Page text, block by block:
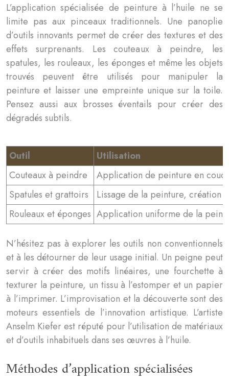
L’application spécialisée de peinture à l’huile ne se
limite pas aux pinceaux traditionnels. Une panoplie
d’outils innovants permet de créer des textures et des
effets surprenants. Les couteaux à peindre, les
spatules, les rouleaux, les éponges et même les objets
trouvés peuvent être utilisés pour manipuler la
peinture et laisser une empreinte unique sur la toile.
Pensez aussi aux brosses éventails pour créer des
dégradés subtils.
Outil
Utilisation
Couteaux à peindre
Application de peinture en
Spatules et grattoirs
Lissage de la peinture, création
Rouleaux et éponges Application uniforme de la
N’hésitez pas à explorer les outils non conventionnels
et à les détourner de leur usage initial. Un peigne peut
servir à créer des motifs linéaires, une fourchette à
texturer la peinture, un tissu à l’estomper et un papier
à l’imprimer. L’improvisation et la découverte sont des
moteurs essentiels de l’innovation artistique. L’artiste
Anselm Kiefer est réputé pour l’utilisation de matériaux
et d’outils inhabituels dans ses œuvres à l’huile.
Méthodes d’application spécialisées